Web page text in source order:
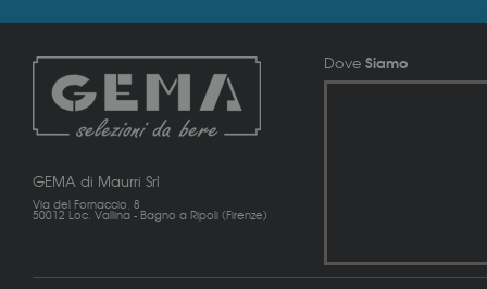
GEMA di Maurri Srl
Via del Fornaccio, 8
50012 Loc. Vallina - Bagno a Ripoli (Firenze)
Dove Siamo